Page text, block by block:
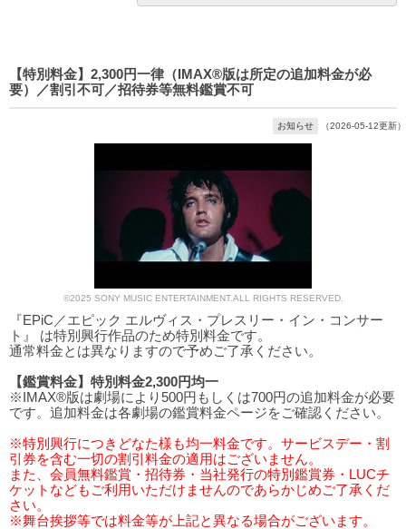
【特別料金】2,300円一律（IMAX®版は所定の追加料金が必
要）／割引不可／招待券等無料鑑賞不可
お知らせ （2026-05-12更新）
©2025 SONY MUSIC ENTERTAINMENT.ALL RIGHTS RESERVED.
『EPiC／エピック エルヴィス・プレスリー・イン・コンサー
ト』 は特別興行作品のため特別料金です。
通常料金とは異なりますので予めご了承ください。
【鑑賞料金】特別料金2,300円均一
※IMAX®版は劇場により500円もしくは700円の追加料金が必要
です。追加料金は各劇場の鑑賞料金ページをご確認ください。
※特別興行につきどなた様も均一料金です。サービスデー・割
引券を含む一切の割引料金の適用はございません。
また、会員無料鑑賞・招待券・当社発行の特別鑑賞券・LUCチ
ケットなどもご利用いただけませんのであらかじめご了承くだ
さい。
※舞台挨拶等では料金等が上記と異なる場合がございます。